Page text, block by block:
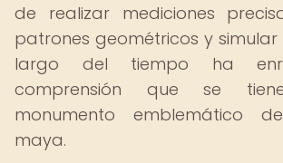
de realizar mediciones
patrones geométricos y
largo del tiempo ha
comprensión que se
monumento emblemático
maya.